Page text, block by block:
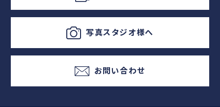
写真スタジオ様へ
お問い合わせ